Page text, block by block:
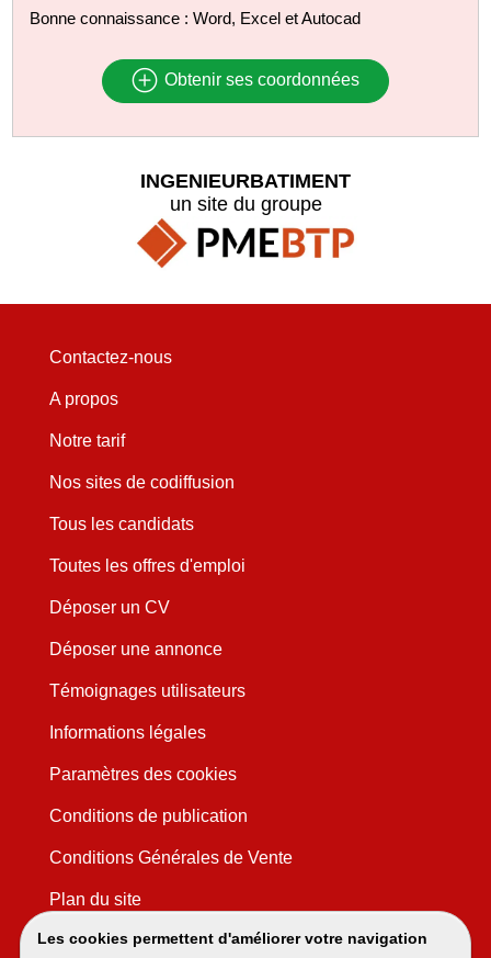
Bonne connaissance : Word, Excel et Autocad
Obtenir ses coordonnées
Les cookies permettent d'améliorer votre navigation
INGENIEURBATIMENT
un site du groupe
Contactez-nous
A propos
Notre tarif
Nos sites de codiffusion
Tous les candidats
Toutes les offres d'emploi
Déposer un CV
Déposer une annonce
Témoignages utilisateurs
Informations légales
Paramètres des cookies
Conditions de publication
Conditions Générales de Vente
Plan du site